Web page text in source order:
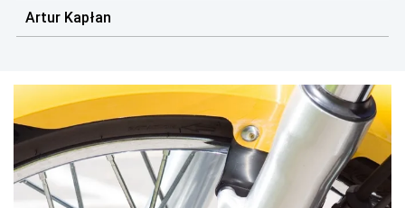
Artur Kapłan